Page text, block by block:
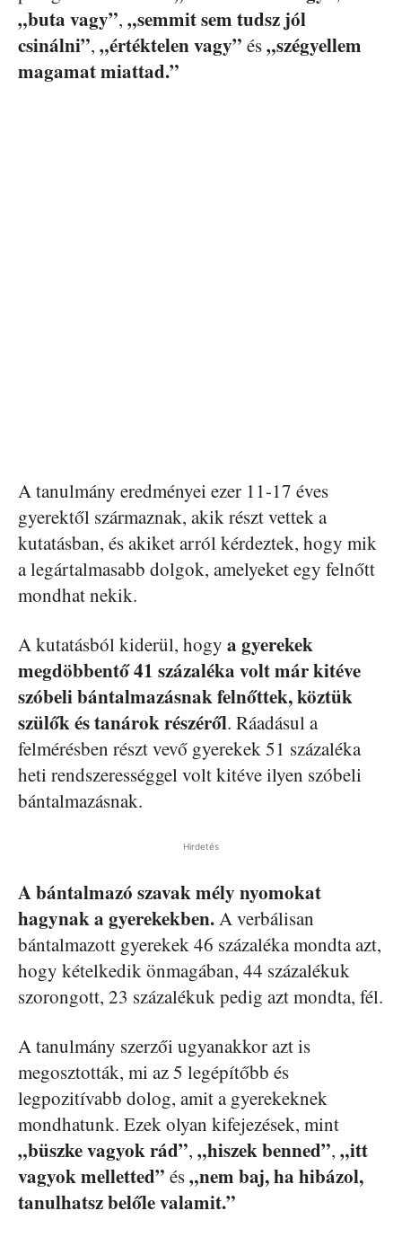
„buta vagy”, „semmit sem tudsz jól
csinálni”, „értéktelen vagy” és„szégyellem
magamat miattad.”
A tanulmány eredményei ezer 11-17 éves
gyerektől származnak, akik részt vettek a
kutatásban, és akiket arról kérdeztek, hogy mik
a legártalmasabb dolgok, amelyeket egy felnőtt
mondhat nekik.
A kutatásból kiderül, hogy a gyerekek
megdöbbentő 41 százaléka volt már kitéve
szóbeli bántalmazásnak felnőttek, köztük
szülők és tanárok részéről. Ráadásul a
felmérésben részt vevő gyerekek 51 százaléka
heti rendszerességgel volt kitéve ilyen szóbeli
bántalmazásnak.
Hirdetés
A bántalmazó szavak mély nyomokat
hagynak a gyerekekben.A verbálisan
bántalmazott gyerekek 46 százaléka mondta azt,
hogy kételkedik önmagában, 44 százalékuk
szorongott, 23 százalékuk pedig azt mondta, fél.
A tanulmány szerzői ugyanakkor azt is
megosztották, mi az 5 legépítőbb és
legpozitívabb dolog, amit a gyerekeknek
mondhatunk. Ezek olyan kifejezések, mint
„büszke vagyok rád”, „hiszek benned”, „itt
vagyok melletted” és„nem baj, ha hibázol,
tanulhatsz belőle valamit.”